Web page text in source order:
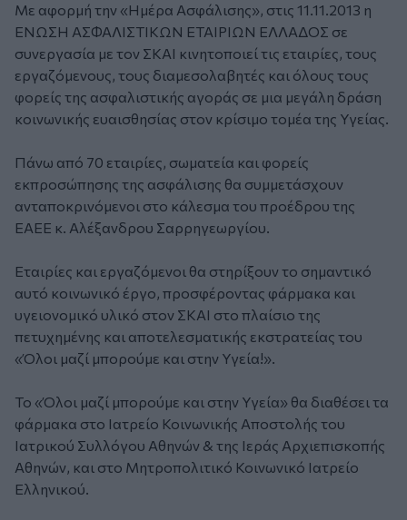
Με αφορμή την «Ημέρα Ασφάλισης», στις 11.11.2013 η
ΕΝΩΣΗ ΑΣΦΑΛΙΣΤΙΚΩΝ ΕΤΑΙΡΙΩΝ ΕΛΛΑΔΟΣ σε
συνεργασία με τον ΣΚΑΙ κινητοποιεί τις εταιρίες, τους
εργαζόμενους, τους διαμεσολαβητές και όλους τους
φορείς της ασφαλιστικής αγοράς σε μια μεγάλη δράση
κοινωνικής ευαισθησίας στον κρίσιμο τομέα της Υγείας.
Πάνω από 70 εταιρίες, σωματεία και φορείς
εκπροσώπησης της ασφάλισης θα συμμετάσχουν
ανταποκρινόμενοι στο κάλεσμα του προέδρου της
ΕΑΕΕ κ. Αλέξανδρου Σαρρηγεωργίου.
Εταιρίες και εργαζόμενοι θα στηρίξουν το σημαντικό
αυτό κοινωνικό έργο, προσφέροντας φάρμακα και
υγειονομικό υλικό στον ΣΚΑΙ στο πλαίσιο της
πετυχημένης και αποτελεσματικής εκστρατείας του
«Όλοι μαζί μπορούμε και στην Υγεία!».
Το «Όλοι μαζί μπορούμε και στην Υγεία» θα διαθέσει τα
φάρμακα στο Ιατρείο Κοινωνικής Αποστολής του
Ιατρικού Συλλόγου Αθηνών & της Ιεράς Αρχιεπισκοπής
Αθηνών, και στο Μητροπολιτικό Κοινωνικό Ιατρείο
Ελληνικού.